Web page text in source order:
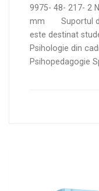
9975- 48- 217- 2
mm Suportul de
este destinat
Psihologie din
Psihopedagogie